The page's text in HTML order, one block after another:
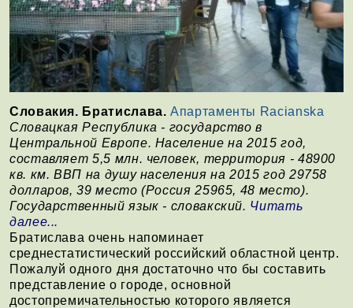
Словакия. Братислава.Апартаменты Racianska
Словацкая Республика - государство в
Центральной Европе. Население на 2015 год,
составляет 5,5 млн. человек, территория - 48900
кв. км. ВВП на душу населения на 2015 год 29758
долларов, 39 место (Россия 25965, 48 место).
Государственный язык - словакский. Читать
далее...
Братислава очень напоминает
среднестатистический российский областной центр.
Пожалуй одного дня достаточно что бы составить
представление о городе, основной
достопремичательностью которого является